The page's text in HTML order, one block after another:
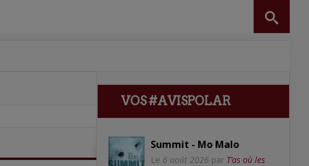
VOS #AVISPOLAR
Summit - Mo Malo
Le 6 août 2026 par T’as où les